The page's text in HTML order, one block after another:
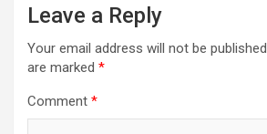
Leave a Reply
Your email address will not be published.
are marked *
Comment *